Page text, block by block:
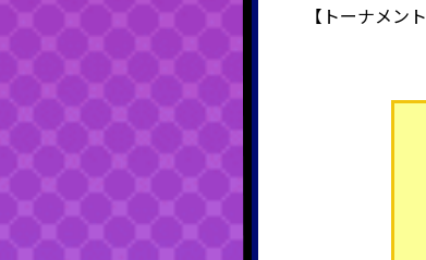
【 トーナメント